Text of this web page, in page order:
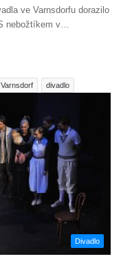
ve Varnsdorfu dorazilo
nebožtíkem v…
Varnsdorf divadlo
Divadlo